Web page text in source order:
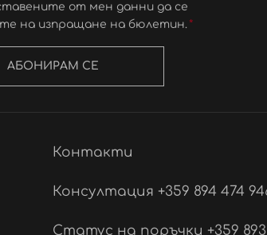
от мен данни да се
на изпращане на бюлетин.
АБОНИРАМ СЕ
Контакти
Консултация +359 894 474
Статус на поръчки +359 893